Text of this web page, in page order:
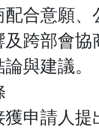
配合意願
跨部會協
與建議。
獲申請人提